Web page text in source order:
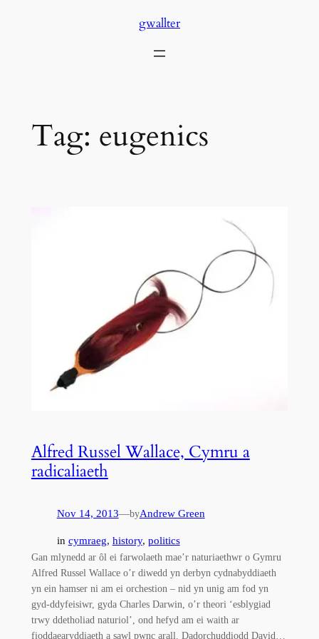
gwallter
Tag: eugenics
Alfred Russel Wallace, Cymru a
radicaliaeth
Nov 14, 2013—byAndrew Green
in cymraeg, history, politics
Gan mlynedd ar ôl ei farwolaeth mae’r naturiaethwr o Gymru
Alfred Russel Wallace o’r diwedd yn derbyn cydnabyddiaeth
yn ein hamser ni am ei orchestion – nid yn unig am fod yn
gyd-ddyfeisiwr, gyda Charles Darwin, o’r theori ‘esblygiad
trwy ddetholiad naturiol’, ond hefyd am ei waith ar
fioddaearyddiaeth a sawl pwnc arall. Dadorchuddiodd David…